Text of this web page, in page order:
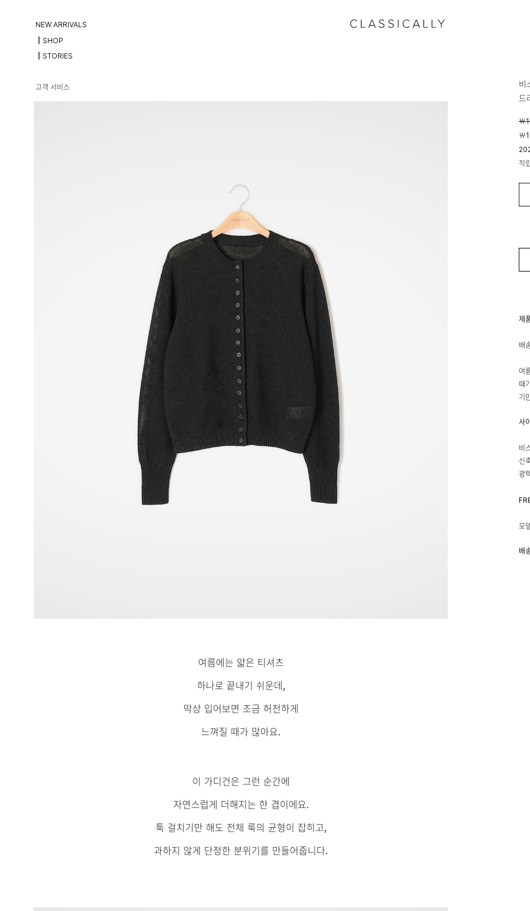
NEW ARRIVALS
┃SHOP
┃STORIES
고객 서비스
비
드
￦
￦
04
적
제
배
여
때
기
사
비
신
광
모
배
여름에는 얇은 티셔츠
하나로 끝내기 쉬운데,
막상 입어보면 조금 허전하게
느껴질 때가 많아요.
이 가디건은 그런 순간에
자연스럽게 더해지는 한 겹이에요.
툭 걸치기만 해도 전체 룩의 균형이 잡히고,
과하지 않게 단정한 분위기를 만들어줍니다.